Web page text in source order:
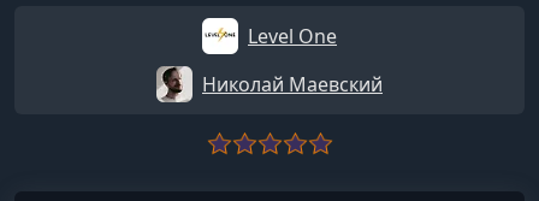
Level One
Николай Маевский